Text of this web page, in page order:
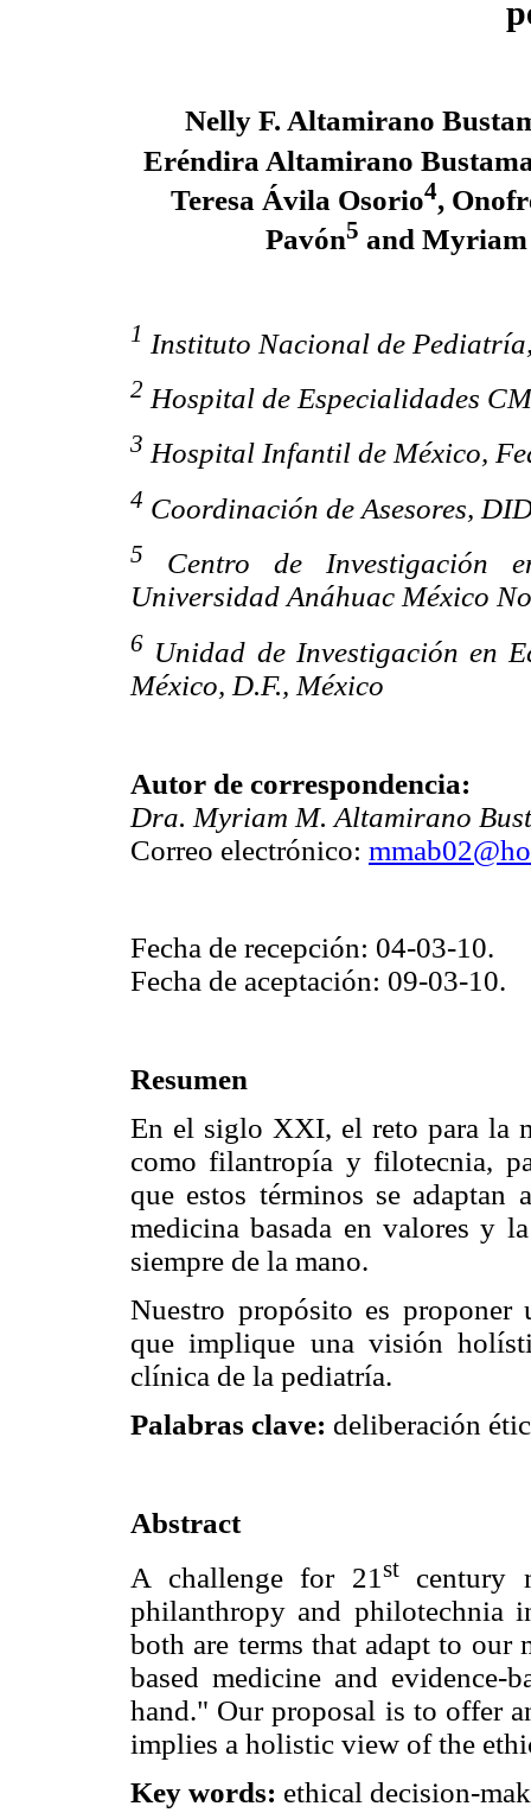
Nelly F. Altamirano
Eréndira Altamirano
Teresa Ávila Osorio4,
Pavón5 and
1 Instituto Nacional de
2 Hospital de Especialidades
3 Hospital Infantil de México,
4 Coordinación de Asesores,
5
Centro de Investigación
Universidad Anáhuac México
6 Unidad de Investigación en
México, D.F., México
Autor de correspondencia:
Dra. Myriam M. Altamirano
Correo electrónico:
Fecha de recepción: 04-03-10.
Fecha de aceptación: 09-03-10.
Resumen
En el siglo XXI, el reto para la
como filantropía y filotecnia,
que estos términos se adaptan
medicina basada en valores y
siempre de la mano.
Nuestro propósito es
que implique una visión
clínica de la pediatría.
Palabras clave: deliberación
Abstract
A challenge for 21 stcentury
philanthropy and philotechnia
both are terms that adapt to our
based medicine and
hand." Our proposal is to offer
implies a holistic view of the
Key words: ethical decision-